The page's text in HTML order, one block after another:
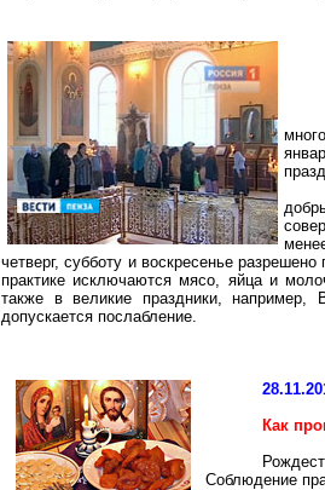
четверг, субботу и воскресенье
практике исключаются мясо, яйца и
также в великие праздники, например,
допускается послабление.
Как
Соблюдение